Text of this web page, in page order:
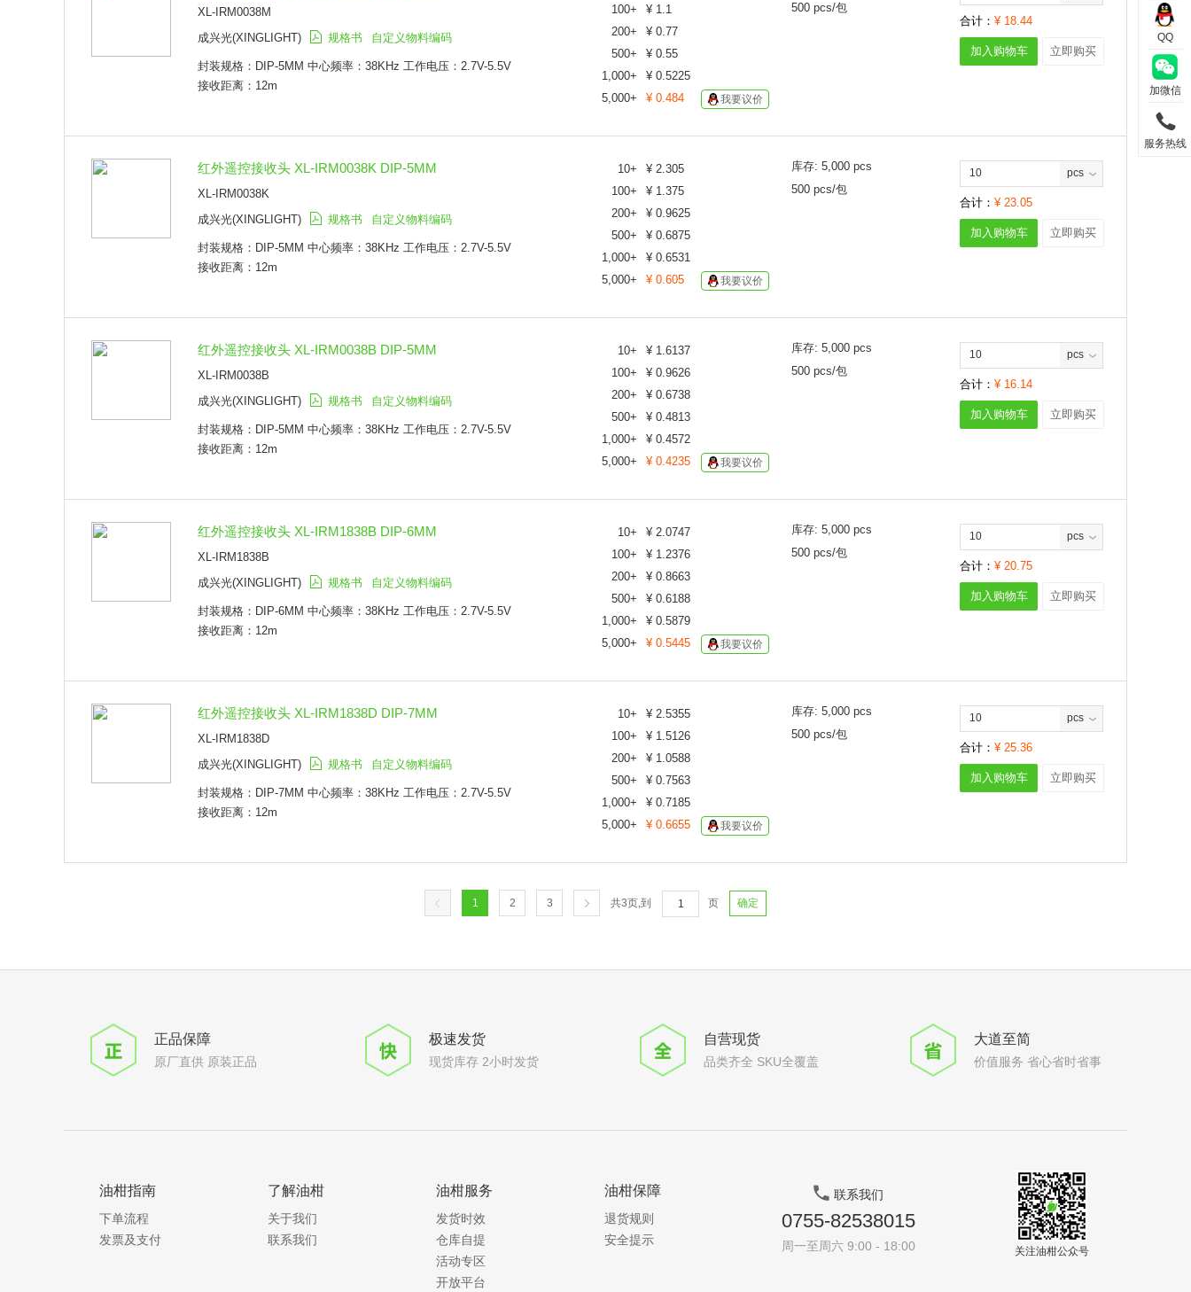
XL-IRM0038M
成兴光(XINGLIGHT)
规格书 自定义物料编码
封装规格：DIP-5MM 中心频率：38KHz 工作电压：2.7V-5.5V
接收距离：12m
100+ ¥ 1.1
200+ ¥ 0.77
500+ ¥ 0.55
1,000+ ¥ 0.5225
5,000+ ¥ 0.484 我要议价
500 pcs/包
合计： ¥ 18.44
加入购物车 立即购买
红外遥控接收头 XL-IRM0038K DIP-5MM
XL-IRM0038K
成兴光(XINGLIGHT)
规格书 自定义物料编码
封装规格：DIP-5MM 中心频率：38KHz 工作电压：2.7V-5.5V
接收距离：12m
10+ ¥ 2.305
100+ ¥ 1.375
200+ ¥ 0.9625
500+ ¥ 0.6875
1,000+ ¥ 0.6531
5,000+ ¥ 0.605 我要议价
库存: 5,000 pcs
500 pcs/包
pcs
合计： ¥ 23.05
加入购物车 立即购买
红外遥控接收头 XL-IRM0038B DIP-5MM
XL-IRM0038B
成兴光(XINGLIGHT)
规格书 自定义物料编码
封装规格：DIP-5MM 中心频率：38KHz 工作电压：2.7V-5.5V
接收距离：12m
10+ ¥ 1.6137
100+ ¥ 0.9626
200+ ¥ 0.6738
500+ ¥ 0.4813
1,000+ ¥ 0.4572
5,000+ ¥ 0.4235 我要议价
库存: 5,000 pcs
500 pcs/包
pcs
合计： ¥ 16.14
加入购物车 立即购买
红外遥控接收头 XL-IRM1838B DIP-6MM
XL-IRM1838B
成兴光(XINGLIGHT)
规格书 自定义物料编码
封装规格：DIP-6MM 中心频率：38KHz 工作电压：2.7V-5.5V
接收距离：12m
10+ ¥ 2.0747
100+ ¥ 1.2376
200+ ¥ 0.8663
500+ ¥ 0.6188
1,000+ ¥ 0.5879
5,000+ ¥ 0.5445 我要议价
库存: 5,000 pcs
500 pcs/包
pcs
合计： ¥ 20.75
加入购物车 立即购买
红外遥控接收头 XL-IRM1838D DIP-7MM
XL-IRM1838D
成兴光(XINGLIGHT)
规格书 自定义物料编码
封装规格：DIP-7MM 中心频率：38KHz 工作电压：2.7V-5.5V
接收距离：12m
10+ ¥ 2.5355
100+ ¥ 1.5126
200+ ¥ 1.0588
500+ ¥ 0.7563
1,000+ ¥ 0.7185
5,000+ ¥ 0.6655 我要议价
库存: 5,000 pcs
500 pcs/包
pcs
合计： ¥ 25.36
加入购物车 立即购买
1 2 3 共3页,到 页 确定
正品保障
原厂直供 原装正品
极速发货
现货库存 2小时发货
自营现货
品类齐全 SKU全覆盖
大道至简
价值服务 省心省时省事
油柑指南
下单流程
发票及支付
了解油柑
关于我们
联系我们
油柑服务
发货时效
仓库自提
活动专区
开放平台
油柑保障
退货规则
安全提示
联系我们
0755-82538015
周一至周六 9:00 - 18:00 关注油柑公众号
QQ
加微信
服务热线